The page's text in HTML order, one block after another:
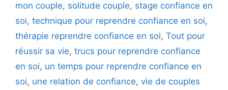
mon couple, solitude couple, stage confiance en
soi, technique pour reprendre confiance en soi,
thérapie reprendre confiance en soi, Tout pour
réussir sa vie, trucs pour reprendre confiance
en soi, un temps pour reprendre confiance en
soi, une relation de confiance, vie de couples